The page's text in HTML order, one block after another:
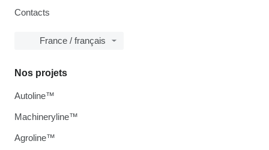
Contacts
France / français
Nos projets
Autoline™
Machineryline™
Agroline™